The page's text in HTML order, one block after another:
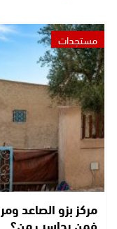
مستجدات
مركز بزو الصاعد